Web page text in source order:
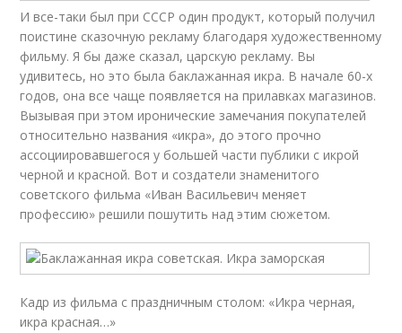
И все-таки был при СССР один продукт, который получил
поистине сказочную рекламу благодаря художественному
фильму. Я бы даже сказал, царскую рекламу. Вы
удивитесь, но это была баклажанная икра. В начале 60-х
годов, она все чаще появляется на прилавках магазинов.
Вызывая при этом иронические замечания покупателей
относительно названия «икра», до этого прочно
ассоциировавшегося у большей части публики с икрой
черной и красной. Вот и создатели знаменитого
советского фильма «Иван Васильевич меняет
профессию» решили пошутить над этим сюжетом.
Кадр из фильма с праздничным столом: «Икра черная,
икра красная…»